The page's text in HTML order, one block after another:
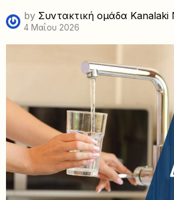
by Συντακτική ομάδα Kanalaki
4 Μαΐου 2026